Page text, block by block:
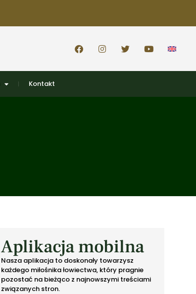
Kontakt
Aplikacja mobilna
Nasza aplikacja to doskonały towarzysz
każdego miłośnika łowiectwa, który pragnie
pozostać na bieżąco z najnowszymi treściami
związanych stron.